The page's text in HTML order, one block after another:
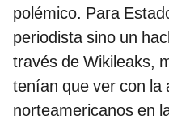
polémico. Para
periodista sino un
través de Wikileaks,
tenían que ver con la
norteamericanos en